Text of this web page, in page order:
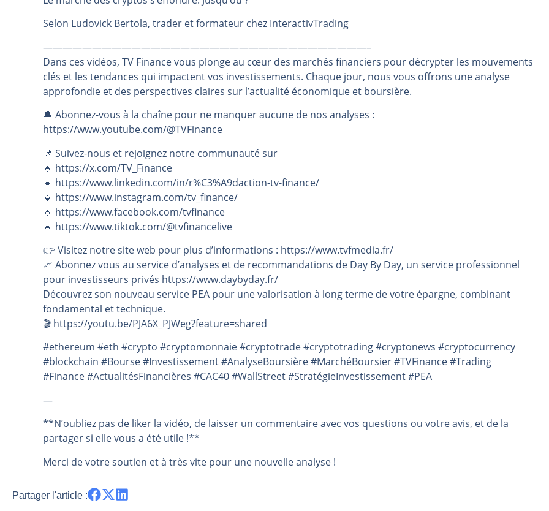
Les investisseurs y croient toujours | Point Stratégique Hebdomadaire – Éric Galiègue
Une inertie haussière qui ralentit | Antoine Quesada – Chrono CAC
Pourquoi le monde entier vacille en même temps cette semaine ? | par Louis-Antoine Michelet
WTI : Explosion mais réserves au plus bas | Denis Desclos – Market Movers
Selon Ludovick Bertola, trader et formateur chez InteractivTrading
—————————————————————————————————–
Dans ces vidéos, TV Finance vous plonge au cœur des marchés financiers pour décrypter les mouvements
clés et les tendances qui impactent vos investissements. Chaque jour, nous vous offrons une analyse
approfondie et des perspectives claires sur l’actualité économique et boursière.
🔔 Abonnez-vous à la chaîne pour ne manquer aucune de nos analyses :
https://www.youtube.com/@TVFinance
📌 Suivez-nous et rejoignez notre communauté sur
🔹 https://x.com/TV_Finance
🔹 https://www.linkedin.com/in/r%C3%A9daction-tv-finance/
🔹 https://www.instagram.com/tv_finance/
🔹 https://www.facebook.com/tvfinance
🔹 https://www.tiktok.com/@tvfinancelive
👉️ Visitez notre site web pour plus d’informations : https://www.tvfmedia.fr/
📈 Abonnez vous au service d’analyses et de recommandations de Day By Day, un service professionnel
pour investisseurs privés https://www.daybyday.fr/
Découvrez son nouveau service PEA pour une valorisation à long terme de votre épargne, combinant
fondamental et technique.
🎬️ https://youtu.be/PJA6X_PJWeg?feature=shared
#ethereum #eth #crypto #cryptomonnaie #cryptotrade #cryptotrading #cryptonews #cryptocurrency
#blockchain #Bourse #Investissement #AnalyseBoursière #MarchéBoursier #TVFinance #Trading
#Finance #ActualitésFinancières #CAC40 #WallStreet #StratégieInvestissement #PEA
—
**N’oubliez pas de liker la vidéo, de laisser un commentaire avec vos questions ou votre avis, et de la
partager si elle vous a été utile !**
Merci de votre soutien et à très vite pour une nouvelle analyse !
Partager l'article :